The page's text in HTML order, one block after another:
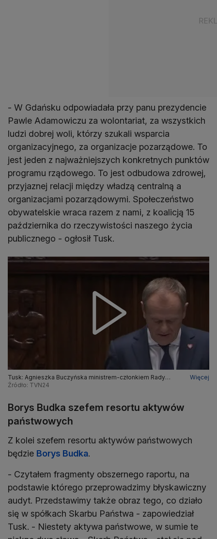
- W Gdańsku odpowiadała przy panu prezydencie
Pawle Adamowiczu za wolontariat, za wszystkich
ludzi dobrej woli, którzy szukali wsparcia
organizacyjnego, za organizacje pozarządowe. To
jest jeden z najważniejszych konkretnych punktów
programu rządowego. To jest odbudowa zdrowej,
przyjaznej relacji między władzą centralną a
organizacjami pozarządowymi. Społeczeństwo
obywatelskie wraca razem z nami, z koalicją 15
października do rzeczywistości naszego życia
publicznego - ogłosił Tusk.
Tusk: Agnieszka Buczyńska ministrem-członkiem Rady
Ministrów ds. społeczeństwa obywatelskiego
Więcej
Źródło: TVN24
Borys Budka szefem resortu aktywów
państwowych
Z kolei szefem resortu aktywów państwowych
będzie Borys Budka.
- Czytałem fragmenty obszernego raportu, na
podstawie którego przeprowadzimy błyskawiczny
audyt. Przedstawimy także obraz tego, co działo
się w spółkach Skarbu Państwa - zapowiedział
Tusk. - Niestety aktywa państwowe, w sumie te